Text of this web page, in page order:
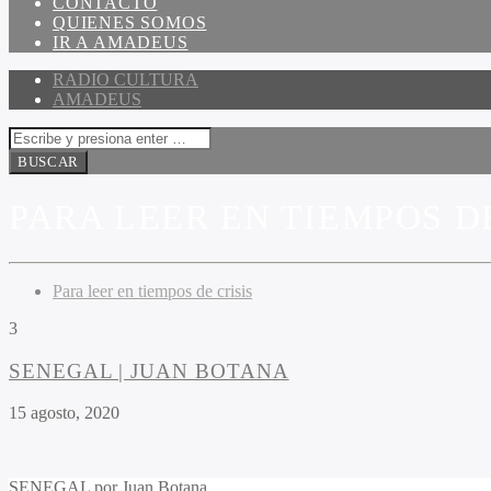
QUIENES SOMOS
IR A AMADEUS
RADIO CULTURA
AMADEUS
Para leer en tiempos de crisis
3
SENEGAL | JUAN BOTANA
15 agosto, 2020